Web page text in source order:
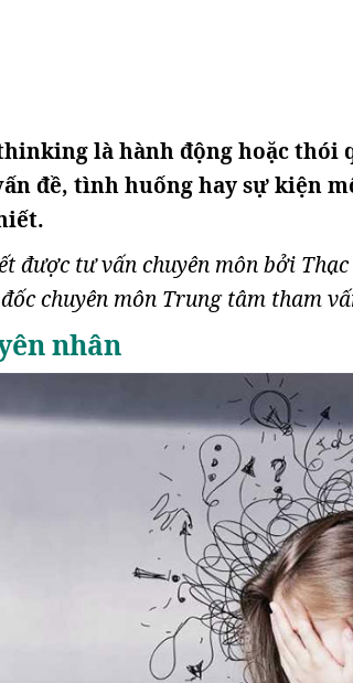
là hành động hoặc thói
đề, tình huống hay sự kiện
được tư vấn chuyên môn bởi
chuyên môn Trung tâm tham
nhân